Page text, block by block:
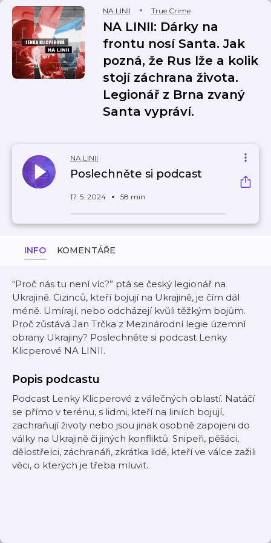
NA LINII True Crime
NA LINII: Dárky na
frontu nosí Santa. Jak
pozná, že Rus lže a kolik
stojí záchrana života.
Legionář z Brna zvaný
Santa vypráví.
NA LINII
Poslechněte si podcast
17. 5. 2024 58 min
INFO KOMENTÁŘE
“Proč nás tu není víc?” ptá se český legionář na
Ukrajině. Cizinců, kteří bojují na Ukrajině, je čím dál
méně. Umírají, nebo odcházejí kvůli těžkým bojům.
Proč zůstává Jan Trčka z Mezinárodní legie územní
obrany Ukrajiny? Poslechněte si podcast Lenky
Klicperové NA LINII.
Popis podcastu
Podcast Lenky Klicperové z válečných oblastí. Natáčí
se přímo v terénu, s lidmi, kteří na liniích bojují,
zachraňují životy nebo jsou jinak osobně zapojeni do
války na Ukrajině či jiných konfliktů. Snipeři, pěšáci,
dělostřelci, záchranáři, zkrátka lidé, kteří ve válce zažili
věci, o kterých je třeba mluvit.